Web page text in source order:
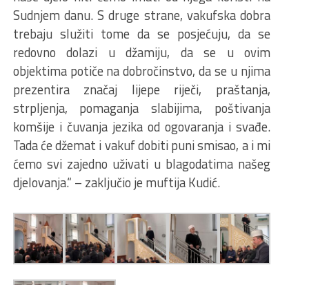
Sudnjem danu. S druge strane, vakufska dobra
trebaju služiti tome da se posjećuju, da se
redovno dolazi u džamiju, da se u ovim
objektima potiče na dobročinstvo, da se u njima
prezentira značaj lijepe riječi, praštanja,
strpljenja, pomaganja slabijima, poštivanja
komšije i čuvanja jezika od ogovaranja i svađe.
Tada će džemat i vakuf dobiti puni smisao, a i mi
ćemo svi zajedno uživati u blagodatima našeg
djelovanja.“ – zaključio je muftija Kudić.